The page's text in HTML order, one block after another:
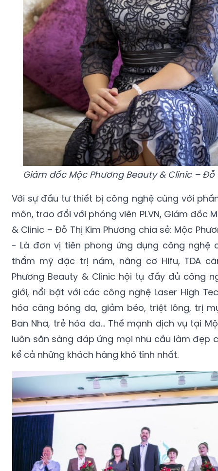
Giám đốc Mộc Phương Beauty & Clinic – Đỗ
Với sự đầu tư thiết bị công nghệ cùng với
môn, trao đổi với phóng viên PLVN, Giám đốc
& Clinic – Đỗ Thị Kim Phương chia sẻ: Mộc
- Là đơn vị tiên phong ứng dụng công nghệ
thẩm mỹ đặc trị nám, nâng cơ Hifu, TDA
Phương Beauty & Clinic hội tụ đầy đủ công
giới, nổi bật với các công nghệ Laser High
hóa căng bóng da, giảm béo, triệt lông, trị
Ban Nha, trẻ hóa da... Thế mạnh dịch vụ tại
luôn sẵn sàng đáp ứng mọi nhu cầu làm đẹp
kể cả những khách hàng khó tính nhất.